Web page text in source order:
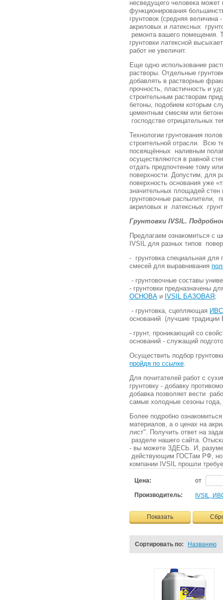
несведущего человека может
функционирования
грунтовок (средняя
акриловых и латексных
ремонта вашего помещения.
грунтовки латексной
работ не увеличит.
Еще одно использование
растворы. Отдельные
добавлять в растворные
прочность, пластичность и
строительным растворам
бетоны, подобием которым
цементным смесям или
господстве отрицательных
Технологии грунтования
строительной отрасли. Всю
посвящённых наливным
осуществляются в равной
отдать предпочтение тому
поверхности. Допустим, для
поверхность основания уже
значительных площадей стен
грунтовочные распылители,
акриловых и латексных
Грунтовки IVSIL.
Предлагаем ознакомиться с
IVSIL для разных типов
- грунтовка специальная для
смесей для выравнивания
- грунтовочные составы
- грунтовки предназначены
ОСНОВА и IVSIL БАЗОВАЯ;
- грунтовка, сцепляющая
оснований (лучшие традиции
- грунт, проникающий со
оснований - служащий
Осуществить подбор
пройдя по ссылке
Для почитателей работ с
грунтовку - добавку
добавка позволяет вести
самые холодные сезоны
Более подробно
материалов, а о ценах на
лист". Получить ответ на
разделе нашего сайта.
- вы можете ЗДЕСЬ. И,
действующим ГОСТам РФ, но
компании IVSIL прошли
Цена: от
Производитель: IVSIL,
Показать
Сортировать по: Названию